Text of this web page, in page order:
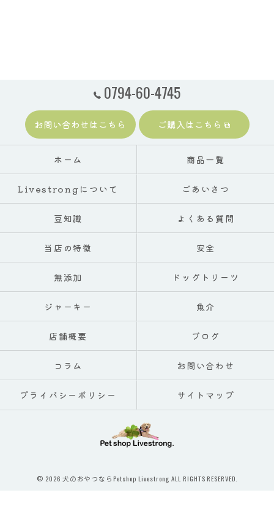
0794-60-4745
お問い合わせはこちら ご購入はこちら
ホーム 商品一覧
Livestrongについて ごあいさつ
豆知識 よくある質問
当店の特徴 安全
無添加 ドッグトリーツ
ジャーキー 魚介
店舗概要 ブログ
コラム お問い合わせ
プライバシーポリシー サイトマップ
© 2026 犬のおやつならPetshop Livestrong ALL RIGHTS RESERVED.